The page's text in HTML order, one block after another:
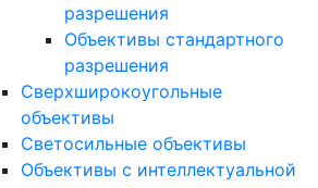
разрешения
Объективы стандартного
разрешения
Сверхширокоугольные
объективы
Светосильные объективы
Объективы с интеллектуальной